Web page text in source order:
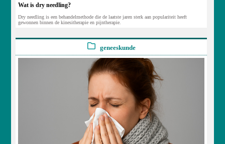
Wat is dry needling?
Dry needling is een behandelmethode die de laatste jaren sterk aan populariteit heeft
gewonnen binnen de kinesitherapie en pijntherapie.
geneeskunde